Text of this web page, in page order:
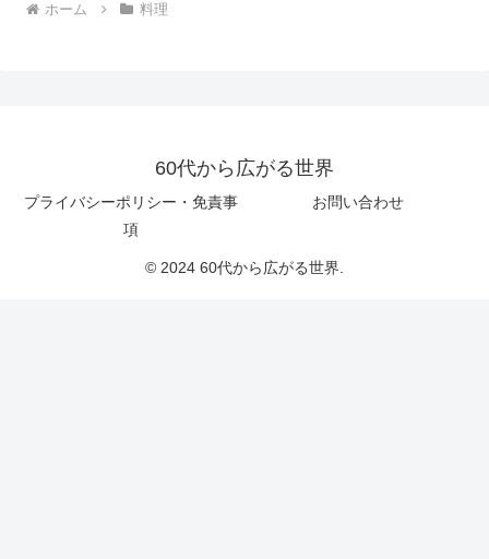
ホーム 料理
60代から広がる世界
プライバシーポリシー・免責事
項
お問い合わせ
© 2024 60代から広がる世界.